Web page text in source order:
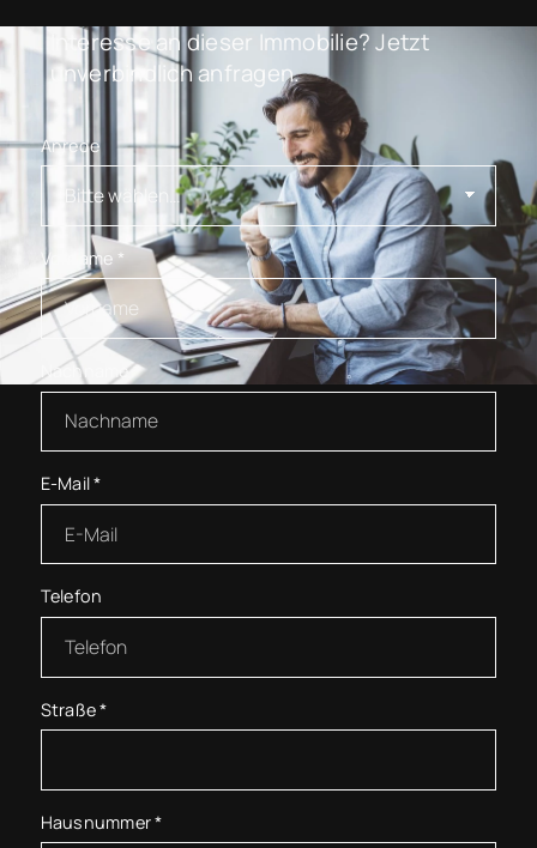
Interesse an dieser Immobilie? Jetzt
unverbindlich anfragen.
Anrede
Vorname *
Nachname*
E-Mail*
Telefon
Straße*
Hausnummer*